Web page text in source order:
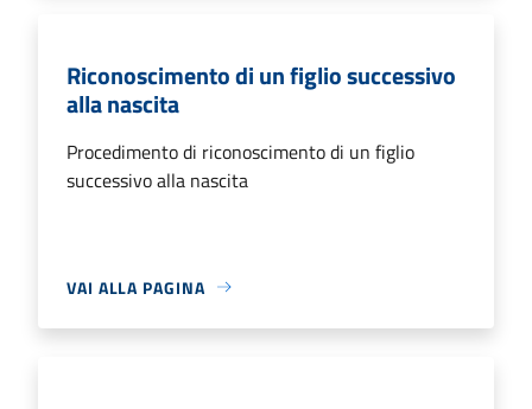
Riconoscimento di un figlio successivo
alla nascita
Procedimento di riconoscimento di un figlio
successivo alla nascita
VAI ALLA PAGINA